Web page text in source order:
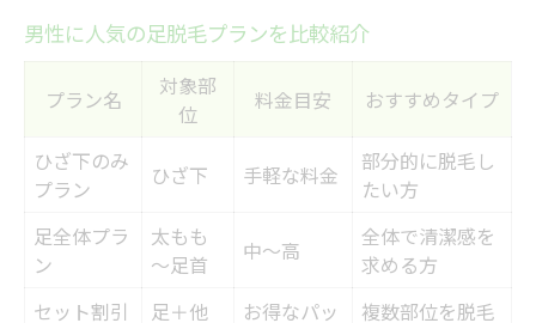
男性に人気の足脱毛プランを比較紹介
プラン名
対象部
位
料金目安 おすすめタイプ
ひざ下のみ
プラン
ひざ下 手軽な料金
部分的に脱毛し
たい方
足全体プラ
ン
太もも
～足首
中～高
全体で清潔感を
求める方
セット割引
足＋他
お得なパッ
複数部位を脱毛